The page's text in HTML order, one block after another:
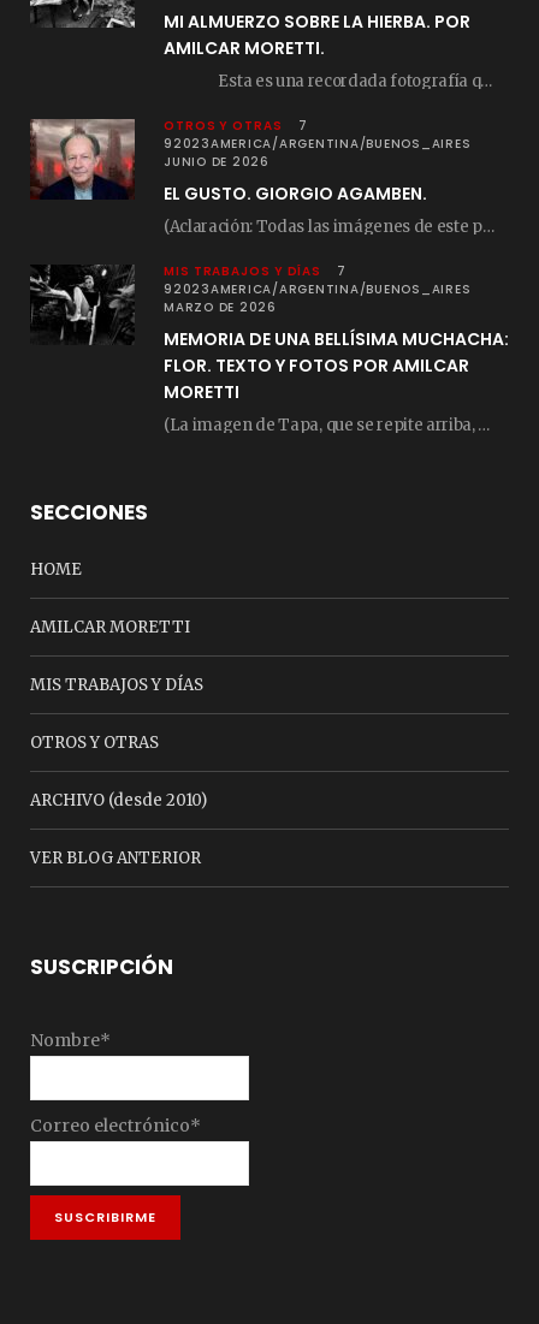
MI ALMUERZO SOBRE LA HIERBA. POR
AMILCAR MORETTI.
Esta es una recordada fotografía que registré…
OTROS Y OTRAS
7
92023AMERICA/ARGENTINA/BUENOS_AIRES
JUNIO DE 2026
EL GUSTO. GIORGIO AGAMBEN.
(Aclaración: Todas las imágenes de este posteo fueron tomadas de Bloghemia.com, y todos los…
MIS TRABAJOS Y DÍAS
7
92023AMERICA/ARGENTINA/BUENOS_AIRES
MARZO DE 2026
MEMORIA DE UNA BELLÍSIMA MUCHACHA:
FLOR. TEXTO Y FOTOS POR AMILCAR
MORETTI
(La imagen de Tapa, que se repite arriba, fue compuesta por Amilcar Moretti el viernes…
SECCIONES
HOME
AMILCAR MORETTI
MIS TRABAJOS Y DÍAS
OTROS Y OTRAS
ARCHIVO (desde 2010)
VER BLOG ANTERIOR
SUSCRIPCIÓN
Nombre*
Correo electrónico*